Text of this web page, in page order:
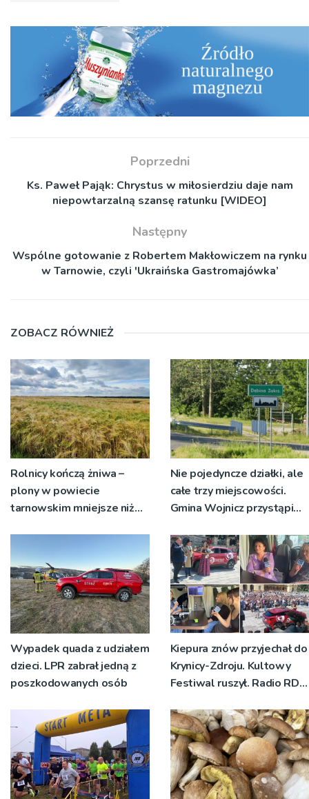
Poprzedni
Ks. Paweł Pająk: Chrystus w miłosierdziu daje nam
niepowtarzalną szansę ratunku [WIDEO]
Następny
Wspólne gotowanie z Robertem Makłowiczem na rynku
w Tarnowie, czyli 'Ukraińska Gastromajówka’
ZOBACZ RÓWNIEŻ
Rolnicy kończą żniwa –
plony w powiecie
tarnowskim mniejsze niż
Nie pojedyncze działki, ale
całe trzy miejscowości.
Gmina Wojnicz przystąpi
planistycznych
Wypadek quada z udziałem
dzieci. LPR zabrał jedną z
poszkodowanych osób
Kiepura znów przyjechał do
Krynicy-Zdroju. Kultowy
Festiwal ruszył. Radio RDN
żywo [ZDJĘCIA]